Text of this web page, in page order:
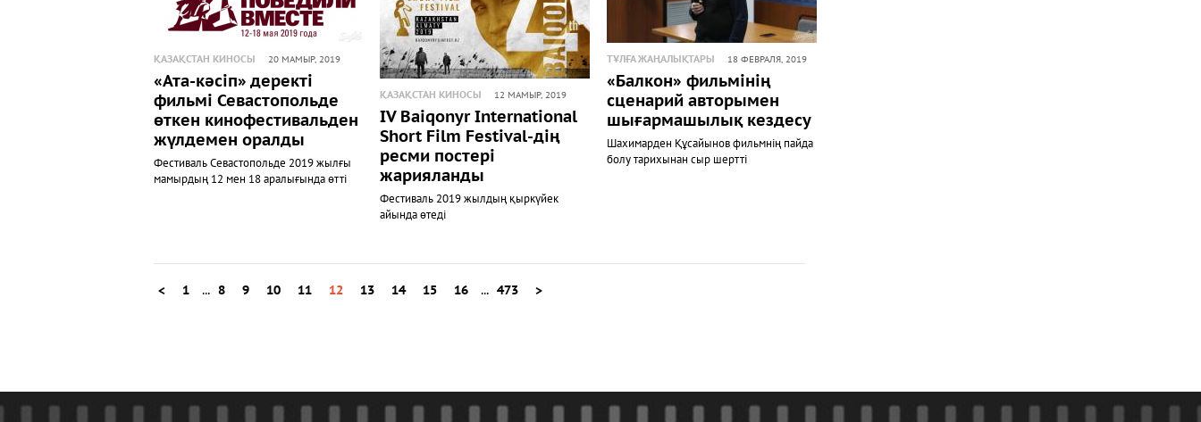
ҚАЗАҚСТАН КИНОСЫ 20 МАМЫР, 2019
«Ата-кәсіп» деректі
фильмі Севастопольде
өткен кинофестивальден
жүлдемен оралды
Фестиваль Севастопольде 2019 жылғы
мамырдың 12 мен 18 аралығында өтті
ҚАЗАҚСТАН КИНОСЫ 12 МАМЫР, 2019
IV Baiqonyr International
Short Film Festival-дің
ресми постері
жарияланды
Фестиваль 2019 жылдың қыркүйек
айында өтеді
ТҰЛҒА ЖАҢАЛЫҚТАРЫ 18 ФЕВРАЛЯ, 2019
«Балкон» фильмінің
сценарий авторымен
шығармашылық кездесу
Шахимарден Құсайынов фильмнің пайда
болу тарихынан сыр шертті
< 1 ... 8 9 10 11 12 13 14 15 16 ... 473 >